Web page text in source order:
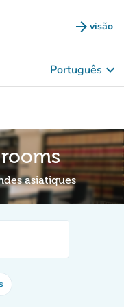
arrow_forward visão
(novo
Português keyboard_arrow_down
asiatiques